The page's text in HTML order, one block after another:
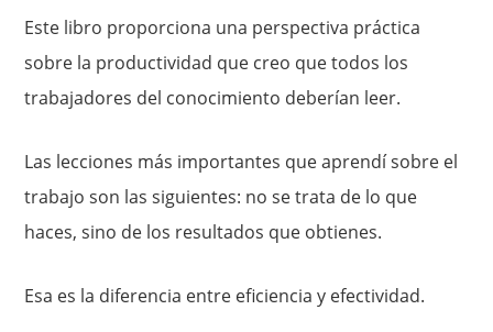
Este libro proporciona una perspectiva práctica
sobre la productividad que creo que todos los
trabajadores del conocimiento deberían leer.
Las lecciones más importantes que aprendí sobre el
trabajo son las siguientes: no se trata de lo que
haces, sino de los resultados que obtienes.
Esa es la diferencia entre eficiencia y efectividad.